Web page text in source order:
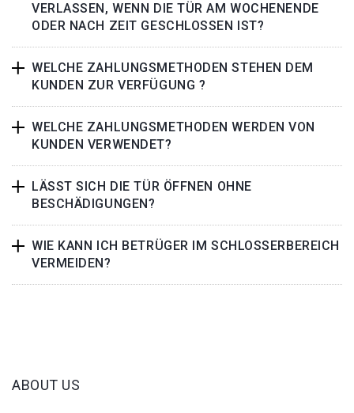
VERLASSEN, WENN DIE TÜR AM WOCHENENDE
ODER NACH ZEIT GESCHLOSSEN IST?
WELCHE ZAHLUNGSMETHODEN STEHEN DEM
KUNDEN ZUR VERFÜGUNG ?
WELCHE ZAHLUNGSMETHODEN WERDEN VON
KUNDEN VERWENDET?
LÄSST SICH DIE TÜR ÖFFNEN OHNE
BESCHÄDIGUNGEN?
WIE KANN ICH BETRÜGER IM SCHLOSSERBEREICH
VERMEIDEN?
ABOUT US